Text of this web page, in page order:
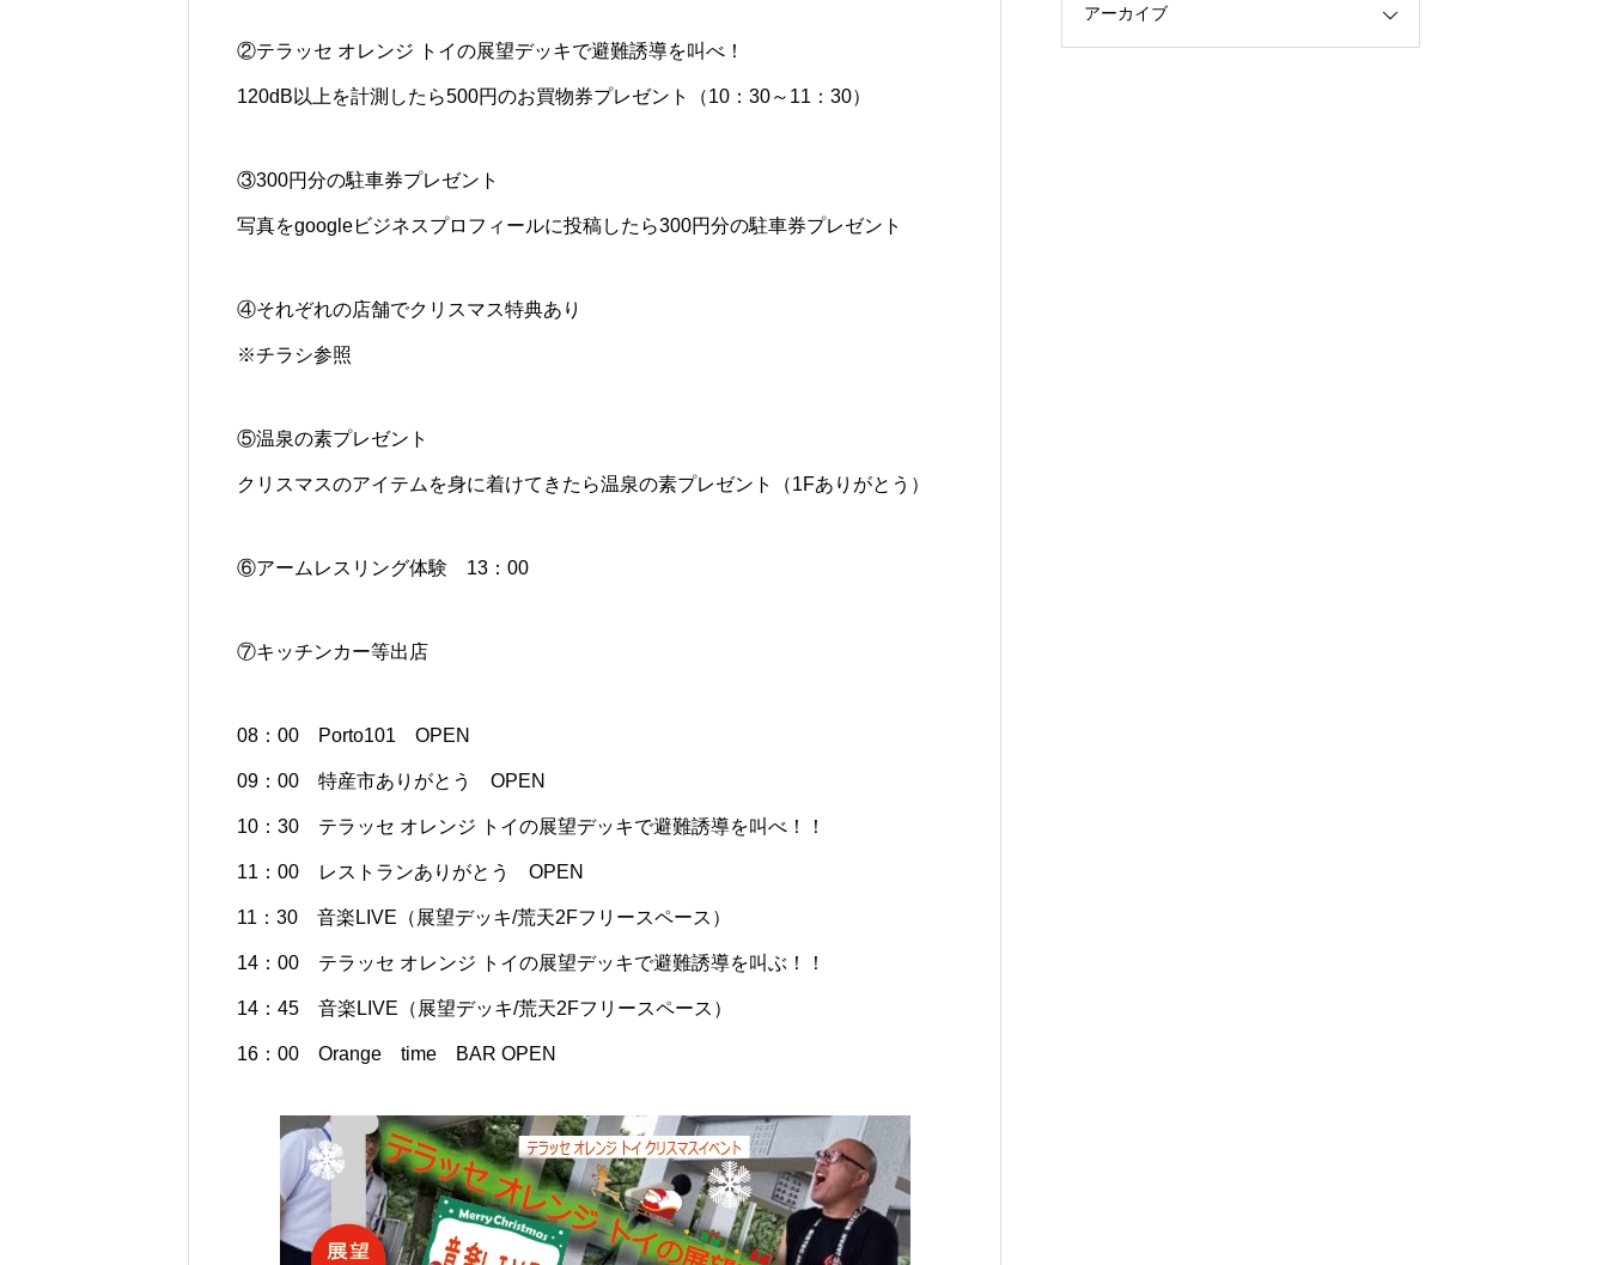
②テラッセ オレンジ トイの展望デッキで避難誘導を叫べ！
120dB以上を計測したら500円のお買物券プレゼント（10：30～11：30）
③300円分の駐車券プレゼント
写真をgoogleビジネスプロフィールに投稿したら300円分の駐車券プレゼント
④それぞれの店舗でクリスマス特典あり
※チラシ参照
⑤温泉の素プレゼント
クリスマスのアイテムを身に着けてきたら温泉の素プレゼント（1Fありがとう）
⑥アームレスリング体験 13：00
⑦キッチンカー等出店
08：00 Porto101 OPEN
09：00 特産市ありがとう OPEN
10：30 テラッセ オレンジ トイの展望デッキで避難誘導を叫べ！！
11：00 レストランありがとう OPEN
11：30 音楽LIVE（展望デッキ/荒天2Fフリースペース）
14：00 テラッセ オレンジ トイの展望デッキで避難誘導を叫ぶ！！
14：45 音楽LIVE（展望デッキ/荒天2Fフリースペース）
16：00 Orange time BAR OPEN
アーカイブ